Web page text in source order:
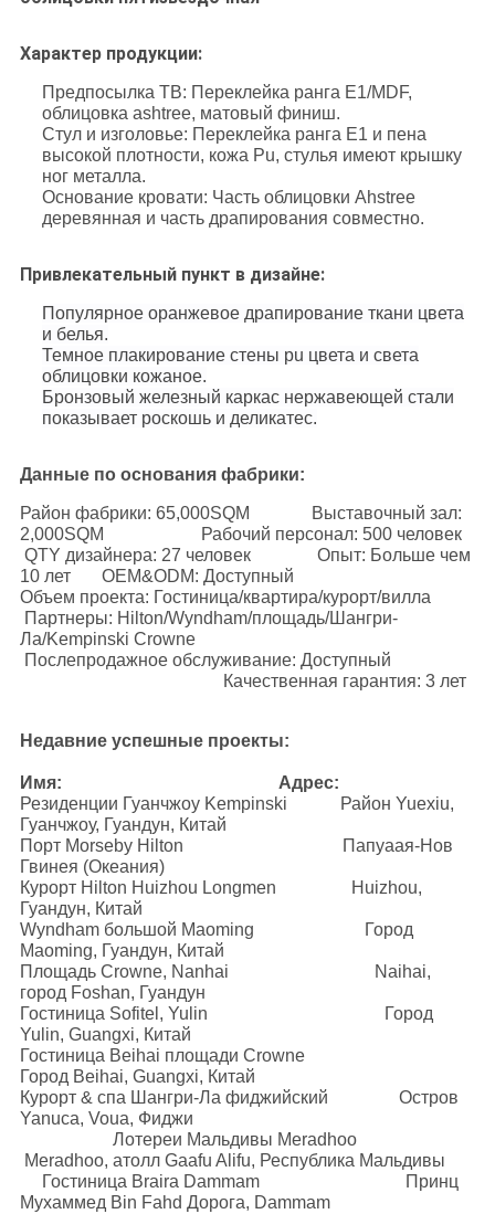
Характер продукции:
Предпосылка ТВ: Переклейка ранга E1/MDF,
облицовка ashtree, матовый финиш.
Стул и изголовье: Переклейка ранга E1 и пена
высокой плотности, кожа Pu, стулья имеют крышку
ног металла.
Основание кровати: Часть облицовки Ahstree
деревянная и часть драпирования совместно.
Привлекательный пункт в дизайне:
Популярное оранжевое драпирование ткани цвета
и белья.
Темное плакирование стены pu цвета и света
облицовки кожаное.
Бронзовый железный каркас нержавеющей стали
показывает роскошь и деликатес.
Данные по основания фабрики:
Район фабрики: 65,000SQM Выставочный зал:
2,000SQM Рабочий персонал: 500 человек
QTY дизайнера: 27 человек Опыт: Больше чем
10 лет OEM&ODM: Доступный
Объем проекта: Гостиница/квартира/курорт/вилла
Партнеры: Hilton/Wyndham/площадь/Шангри-
Ла/Kempinski Crowne
Послепродажное обслуживание: Доступный
Качественная гарантия: 3 лет
Недавние успешные проекты:
Имя: Адрес:
Резиденции Гуанчжоу Kempinski Район Yuexiu,
Гуанчжоу, Гуандун, Китай
Порт Morseby Hilton Папуаая-Нов
Гвинея (Океания)
Курорт Hilton Huizhou Longmen Huizhou,
Гуандун, Китай
Wyndham большой Maoming Город
Maoming, Гуандун, Китай
Площадь Crowne, Nanhai Naihai,
город Foshan, Гуандун
Гостиница Sofitel, Yulin Город
Yulin, Guangxi, Китай
Гостиница Beihai площади Crowne
Город Beihai, Guangxi, Китай
Курорт & спа Шангри-Ла фиджийский Остров
Yanuca, Voua, Фиджи
Лотереи Мальдивы Meradhoo
Meradhoo, атолл Gaafu Alifu, Республика Мальдивы
Гостиница Braira Dammam Принц
Мухаммед Bin Fahd Дорога, Dammam